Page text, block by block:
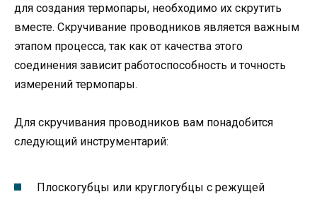
для создания термопары, необходимо их скрутить
вместе. Скручивание проводников является важным
этапом процесса, так как от качества этого
соединения зависит работоспособность и точность
измерений термопары.
Для скручивания проводников вам понадобится
следующий инструментарий:
Плоскогубцы или круглогубцы с режущей